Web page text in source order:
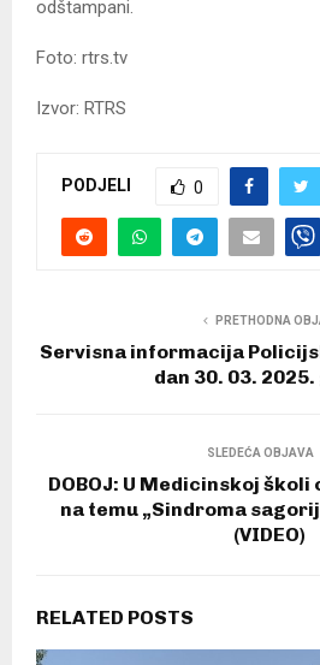
odštampani.
Foto: rtrs.tv
Izvor: RTRS
PODJELI 0
PRETHODNA
Servisna informacija
dan 30. 03.
SLEDEĆA OBJAVA
DOBOJ: U Medicinskoj
na temu „Sindroma
(VIDEO)
RELATED POSTS